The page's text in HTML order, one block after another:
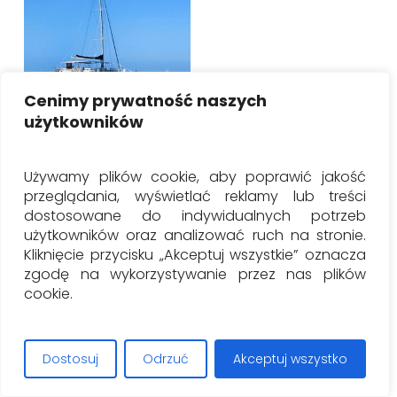
Cenimy prywatność naszych
użytkowników
Używamy plików cookie, aby poprawić jakość
przeglądania, wyświetlać reklamy lub treści
dostosowane do indywidualnych potrzeb
użytkowników oraz analizować ruch na stronie.
Kliknięcie przycisku „Akceptuj wszystkie” oznacza
zgodę na wykorzystywanie przez nas plików
cookie.
Dostosuj Odrzuć Akceptuj wszystko
paradise island and
dolphins
0.00€ – 115.00
Zakres
cen:
od
0.00€